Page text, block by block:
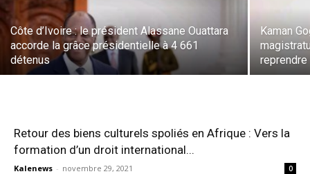
Côte d’Ivoire : le président Alassane Ouattara
accorde la grâce présidentielle à 4 661
détenus
Kaman
reprendre
Retour des biens culturels spoliés en Afrique : Vers la
formation d’un droit international...
Kalenews - novembre 29, 2021 0